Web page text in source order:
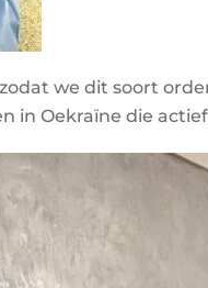
we dit soort
in Oekraïne die